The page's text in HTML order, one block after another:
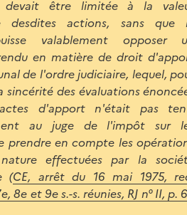
devait être limitée à la
desdites actions, sans que
valablement opposer
en matière de droit
de l'ordre judiciaire, lequel,
sincérité des évaluations
d'apport n'était pas
au juge de l'impôt sur
prendre en compte les
effectuées par la
(CE, arrêt du 16 mai 1975,
8e et 9e s.-s. réunies, RJ n° II, p.